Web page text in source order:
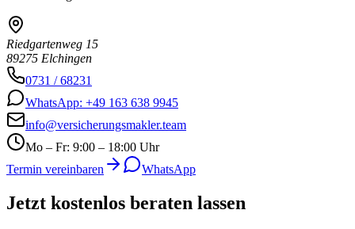
Riedgartenweg 15
89275 Elchingen
0731 / 68231
WhatsApp: +49 163 638 9945
info@versicherungsmakler.team
Mo – Fr: 9:00 – 18:00 Uhr
Termin vereinbaren
WhatsApp
Jetzt kostenlos beraten lassen